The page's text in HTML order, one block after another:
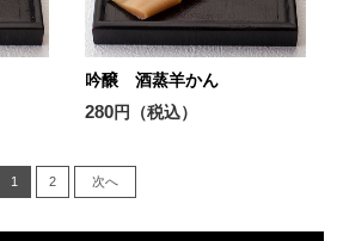
吟醸 酒蒸羊かん
280円（税込）
1 2 次へ